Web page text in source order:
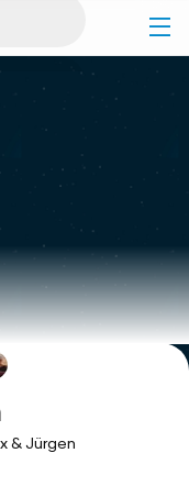
& Jürgen